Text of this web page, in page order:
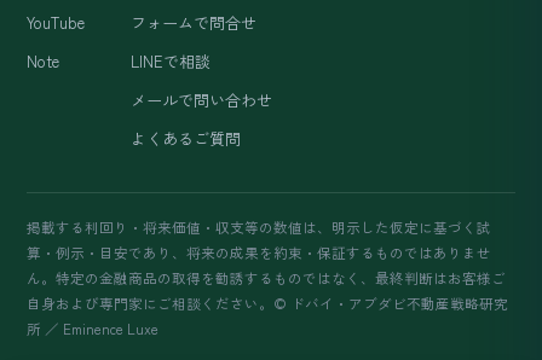
YouTube
Note
フォームで問合せ
LINEで相談
メールで問い合わせ
よくあるご質問
掲載する利回り・将来価値・収支等の数値は、明示した仮定に基づく試
算・例示・目安であり、将来の成果を約束・保証するものではありませ
ん。特定の金融商品の取得を勧誘するものではなく、最終判断はお客様ご
自身および専門家にご相談ください。© ドバイ・アブダビ不動産戦略研究
所 ／ Eminence Luxe